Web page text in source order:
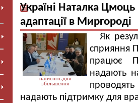
Україні Наталка Цмоць
адаптації в Миргороді
натисніть для
збільшення
Як
сприяння
працює
надають
проводять
надають підтримку для